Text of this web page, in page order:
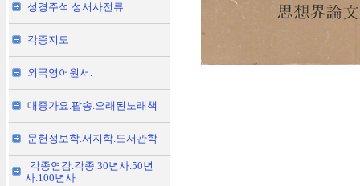
성경주석 성서사전류
각종지도
외국영어원서.
대중가요.팝송.오래된노래책
문헌정보학.서지학.도서관학
각종연감.각종 30년사.50년
사.100년사